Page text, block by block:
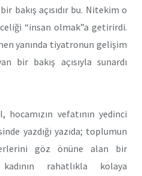
bakış açısıdır bu. Nitekim o
“insan olmak”a getirirdi.
yanında tiyatronun gelişim
bir bakış açısıyla sunardı
hocamızın vefatının yedinci
yazdığı yazıda; toplumun
göz önüne alan bir
rahatlıkla kolaya